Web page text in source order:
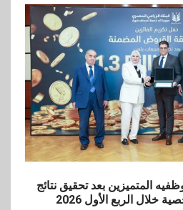
يشارك في فعالية اليوم
للشباب ويقدم العديد من
المجانية
المتميزين بعد تحقيق نتائج
الربع الأول 2026